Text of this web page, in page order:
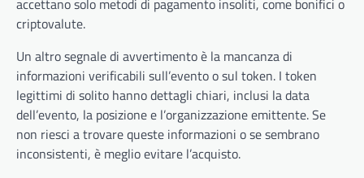
accettano solo metodi di pagamento insoliti, come bonifici o
criptovalute.
Un altro segnale di avvertimento è la mancanza di
informazioni verificabili sull’evento o sul token. I token
legittimi di solito hanno dettagli chiari, inclusi la data
dell’evento, la posizione e l’organizzazione emittente. Se
non riesci a trovare queste informazioni o se sembrano
inconsistenti, è meglio evitare l’acquisto.